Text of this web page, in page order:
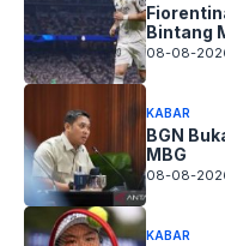
Bintang
08-08-
KABAR
BGN
MBG
08-08-
KABAR